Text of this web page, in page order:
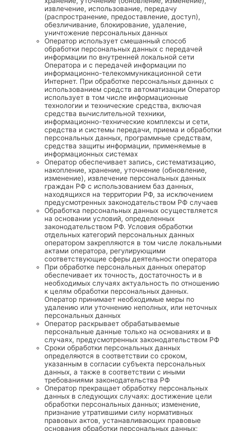
извлечение, использование, передачу
(распространение, предоставление, доступ),
обезличивание, блокирование, удаление,
уничтожение персональных данных
Оператор использует смешанный способ
обработки персональных данных с передачей
информации по внутренней локальной сети
Оператора и с передачей информации по
информационно-телекоммуникационной сети
Интернет. При обработке персональных данных с
использованием средств автоматизации Оператор
использует в том числе информационные
технологии и технические средства, включая
средства вычислительной техники,
информационно-технические комплексы и сети,
средства и системы передачи, приема и обработки
персональных данных, программные средствам,
средства защиты информации, применяемые в
информационных системах
Оператор обеспечивает запись, систематизацию,
накопление, хранение, уточнение (обновление,
изменение), извлечение персональных данных
граждан РФ с использованием баз данных,
находящихся на территории РФ, за исключением
предусмотренных законодательством РФ случаев
Обработка персональных данных осуществляется
на основании условий, определенных
законодательством РФ. Условия обработки
отдельных категорий персональных данных
оператором закрепляются в том числе локальными
актами оператора, регулирующими
соответствующие сферы деятельности оператора
При обработке персональных данных оператор
обеспечивает их точность, достаточность и в
необходимых случаях актуальность по отношению
к целям обработки персональных данных.
Оператор принимает необходимые меры по
удалению или уточнению неполных, или неточных
персональных данных
Оператор раскрывает обрабатываемые
персональные данные только на основаниях и в
случаях, предусмотренных законодательством РФ
Сроки обработки персональных данных
определяются в соответствии со сроком,
указанным в согласии субъекта персональных
данных, а также в соответствии с иными
требованиями законодательства РФ
Оператор прекращает обработку персональных
данных в следующих случаях: достижение цели
обработки персональных данных; изменение,
признание утратившими силу нормативных
правовых актов, устанавливающих правовые
основания обработки персональных данных;